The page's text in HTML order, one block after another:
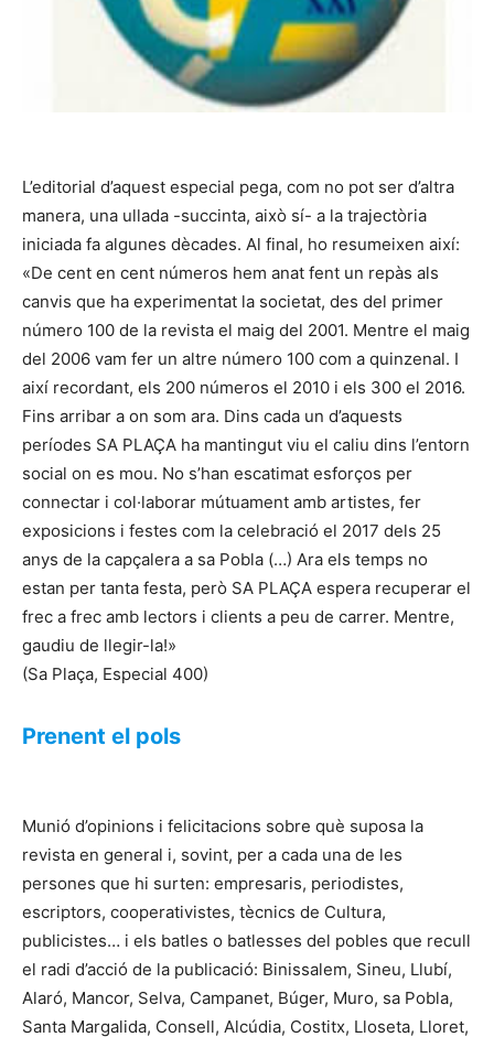
L’editorial d’aquest especial pega, com no pot ser d’altra
manera, una ullada -succinta, això sí- a la trajectòria
iniciada fa algunes dècades. Al final, ho resumeixen així:
«De cent en cent números hem anat fent un repàs als
canvis que ha experimentat la societat, des del primer
número 100 de la revista el maig del 2001. Mentre el maig
del 2006 vam fer un altre número 100 com a quinzenal. I
així recordant, els 200 números el 2010 i els 300 el 2016.
Fins arribar a on som ara. Dins cada un d’aquests
períodes SA PLAÇA ha mantingut viu el caliu dins l’entorn
social on es mou. No s’han escatimat esforços per
connectar i col·laborar mútuament amb artistes, fer
exposicions i festes com la celebració el 2017 dels 25
anys de la capçalera a sa Pobla (…) Ara els temps no
estan per tanta festa, però SA PLAÇA espera recuperar el
frec a frec amb lectors i clients a peu de carrer. Mentre,
gaudiu de llegir-la!»
(Sa Plaça, Especial 400)
Prenent el pols
Munió d’opinions i felicitacions sobre què suposa la
revista en general i, sovint, per a cada una de les
persones que hi surten: empresaris, periodistes,
escriptors, cooperativistes, tècnics de Cultura,
publicistes… i els batles o batlesses del pobles que recull
el radi d’acció de la publicació: Binissalem, Sineu, Llubí,
Alaró, Mancor, Selva, Campanet, Búger, Muro, sa Pobla,
Santa Margalida, Consell, Alcúdia, Costitx, Lloseta, Lloret,